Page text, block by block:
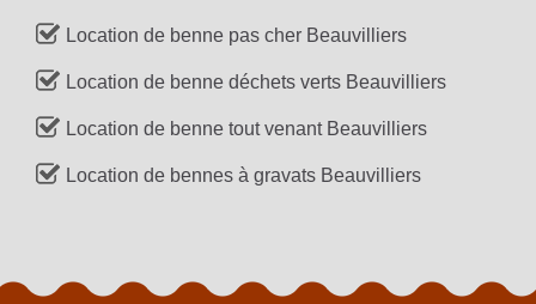
Location de benne pas cher Beauvilliers
Location de benne déchets verts Beauvilliers
Location de benne tout venant Beauvilliers
Location de bennes à gravats Beauvilliers